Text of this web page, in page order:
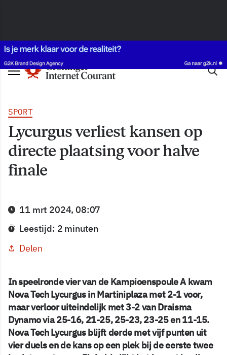
SPORT
Lycurgus verliest kansen op
directe plaatsing voor halve
finale
11 mrt 2024, 08:07
Leestijd: 2 minuten
Delen
In speelronde vier van de Kampioenspoule A kwam
Nova Tech Lycurgus in Martiniplaza met 2-1 voor,
maar verloor uiteindelijk met 3-2 van Draisma
Dynamo via 25-16, 21-25, 25-23, 23-25 en 11-15.
Nova Tech Lycurgus blijft derde met vijf punten uit
vier duels en de kans op een plek bij de eerste twee